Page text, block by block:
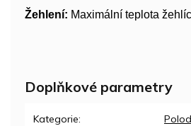
Žehlení: Maximální teplota
Doplňkové parametry
Kategorie: